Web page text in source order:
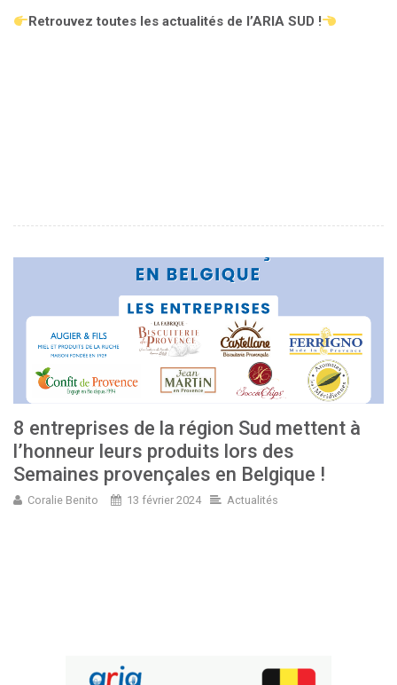
Retrouvez toutes les actualités de l’ARIA SUD !
8 entreprises de la région Sud mettent à
l’honneur leurs produits lors des
Semaines provençales en Belgique !
Coralie Benito 13 février 2024 Actualités